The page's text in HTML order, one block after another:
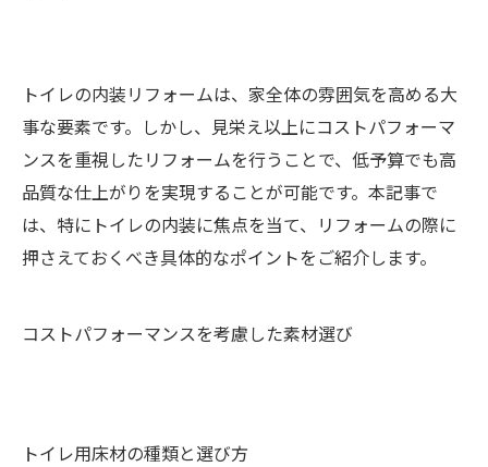
トイレの内装リフォームは、家全体の雰囲気を高める大
事な要素です。しかし、見栄え以上にコストパフォーマ
ンスを重視したリフォームを行うことで、低予算でも高
品質な仕上がりを実現することが可能です。本記事で
は、特にトイレの内装に焦点を当て、リフォームの際に
押さえておくべき具体的なポイントをご紹介します。
コストパフォーマンスを考慮した素材選び
トイレ用床材の種類と選び方